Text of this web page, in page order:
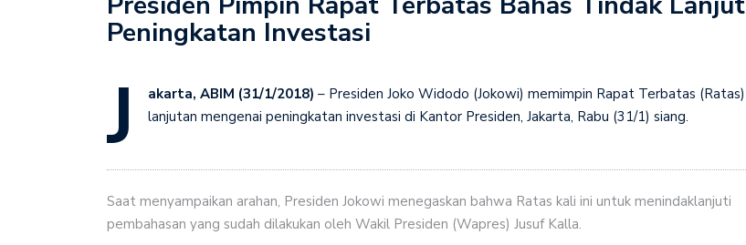
Indonesia dan Thailand Perkuat Kemitraan Strategis, Presiden Prabowo dan PM
Anutin Saksikan Penunjukan Dokumen Kerja Sama
Hoaks Jadi Tantangan Baru bagi Keterbukaan Informasi
Peningkatan Investasi
J akarta, ABIM (31/1/2018) – Presiden Joko Widodo (Jokowi) memimpin Rapat Terbatas (Ratas)
lanjutan mengenai peningkatan investasi di Kantor Presiden, Jakarta, Rabu (31/1) siang.
Saat menyampaikan arahan, Presiden Jokowi menegaskan bahwa Ratas kali ini untuk menindaklanjuti
pembahasan yang sudah dilakukan oleh Wakil Presiden (Wapres) Jusuf Kalla.